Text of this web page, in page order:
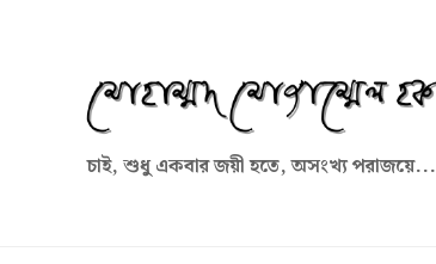
চাই, শুধু একবার জয়ী হতে, অসংখ্য পরাজয়ে...